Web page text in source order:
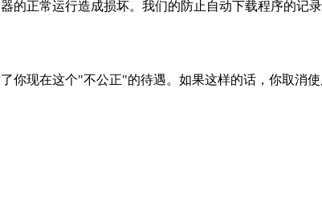
正常运行造成损坏。我们的防止自动下载程序的记
现在这个"不公正"的待遇。如果这样的话，你取消使